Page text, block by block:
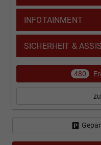
INFOTAINMENT
SICHERHEIT &
480